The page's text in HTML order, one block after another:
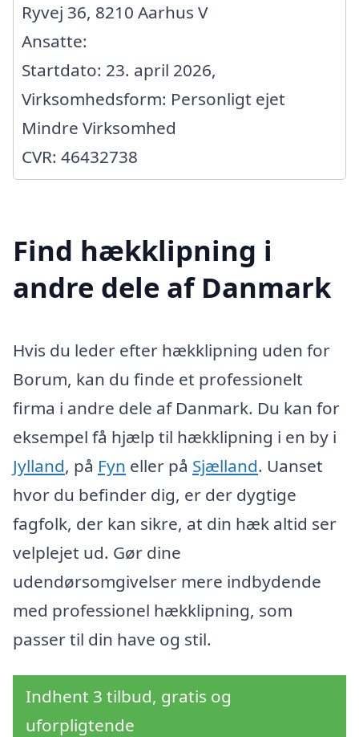
Ryvej 36, 8210 Aarhus V
Ansatte:
Startdato: 23. april 2026,
Virksomhedsform: Personligt ejet
Mindre Virksomhed
CVR: 46432738
Find hækklipning i
andre dele af Danmark
Hvis du leder efter hækklipning uden for
Borum, kan du finde et professionelt
firma i andre dele af Danmark. Du kan for
eksempel få hjælp til hækklipning i en by i
Jylland, på Fyn eller på Sjælland. Uanset
hvor du befinder dig, er der dygtige
fagfolk, der kan sikre, at din hæk altid ser
velplejet ud. Gør dine
udendørsomgivelser mere indbydende
med professionel hækklipning, som
passer til din have og stil.
Indhent 3 tilbud, gratis og
uforpligtende